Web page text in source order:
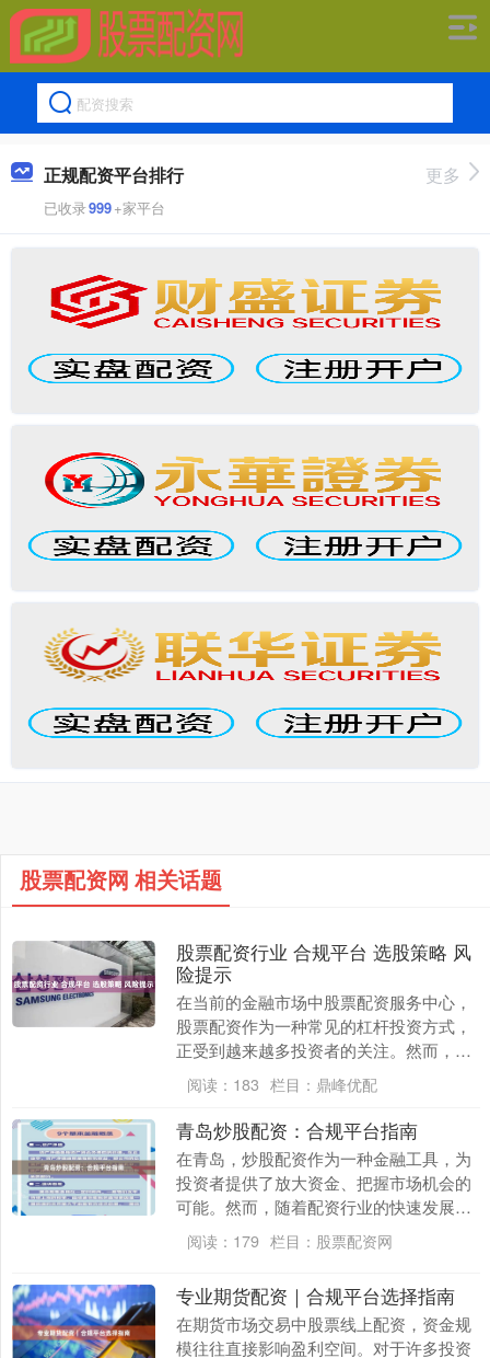
正规配资平台排行
已收录999+家平台
更多
股票配资网 相关话题
股票配资行业 合规平台 选股策略 风
险提示
在当前的金融市场中股票配资服务中心，
股票配资作为一种常见的杠杆投资方式，
正受到越来越多投资者的关注。然而，行
业门槛不一、平台良莠不齐，使得投资者
在参与前必须充分....
阅读： 183 栏目： 鼎峰优配
青岛炒股配资：合规平台指南
在青岛，炒股配资作为一种金融工具，为
投资者提供了放大资金、把握市场机会的
可能。然而，随着配资行业的快速发展，
合规性问题日益凸显。本文将为青岛投资
者提供一份详尽的....
阅读： 179 栏目： 股票配资网
专业期货配资｜合规平台选择指南
在期货市场交易中股票线上配资，资金规
模往往直接影响盈利空间。对于许多投资